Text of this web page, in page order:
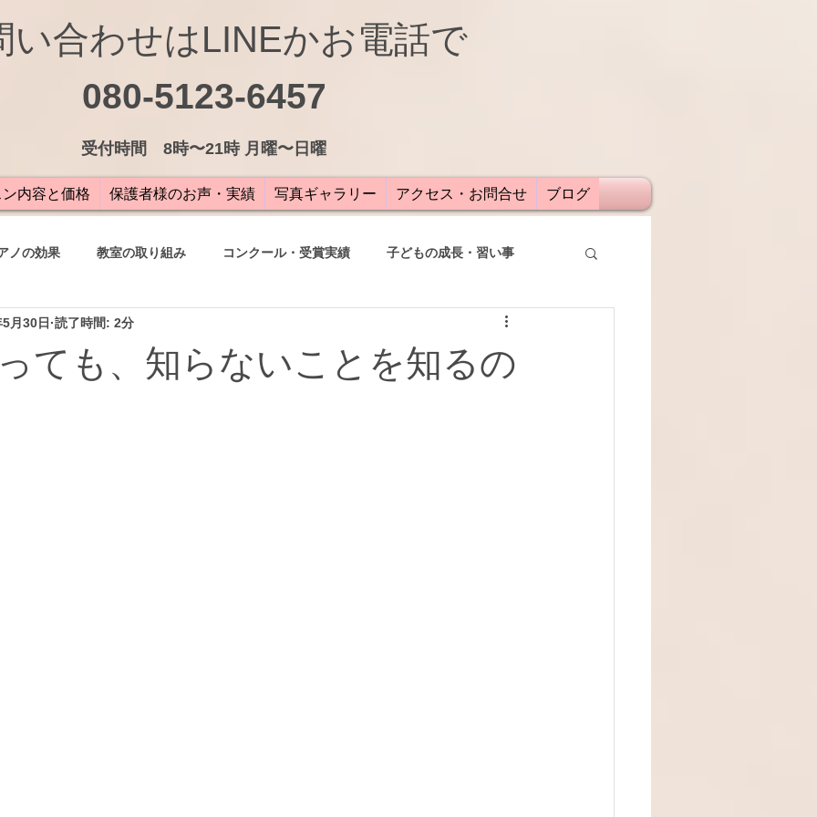
い合わせはLINEかお電話で
080-5123-6457
受付時間 8時〜21時 月曜〜日曜
内容と価格 保護者様のお声・実績 写真ギャラリー アクセス・お問合せ ブログ
ノの効果 教室の取り組み コンクール・受賞実績 子どもの成長・習い事
声
ても、知らないことを知るの
月30日 読了時間: 2分